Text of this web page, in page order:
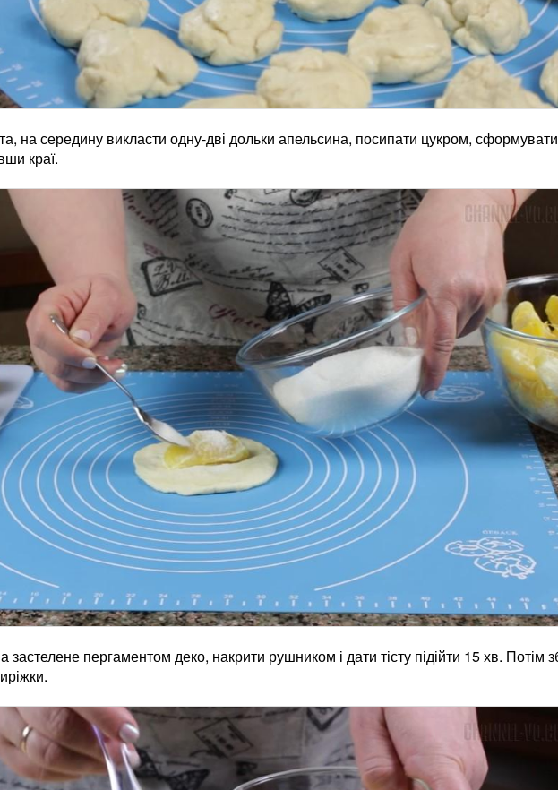
на середину викласти одну-дві дольки апельсина, посипати цукром, сформувати
краї.
застелене пергаментом деко, накрити рушником і дати тісту підійти 15 хв. Потім